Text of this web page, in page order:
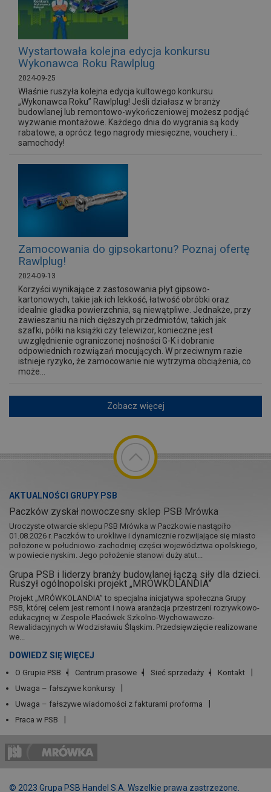
Wystartowała kolejna edycja konkursu
Wykonawca Roku Rawlplug
2024-09-25
Właśnie ruszyła kolejna edycja kultowego konkursu
„Wykonawca Roku” Rawlplug! Jeśli działasz w branży
budowlanej lub remontowo-wykończeniowej możesz podjąć
wyzwanie montażowe. Każdego dnia do wygrania są kody
rabatowe, a oprócz tego nagrody miesięczne, vouchery i...
samochody!
Zamocowania do gipsokartonu? Poznaj ofertę
Rawlplug!
2024-09-13
Korzyści wynikające z zastosowania płyt gipsowo-
kartonowych, takie jak ich lekkość, łatwość obróbki oraz
idealnie gładka powierzchnia, są niewątpliwe. Jednakże, przy
zawieszaniu na nich cięższych przedmiotów, takich jak
szafki, półki na książki czy telewizor, konieczne jest
uwzględnienie ograniczonej nośności G-K i dobranie
odpowiednich rozwiązań mocujących. W przeciwnym razie
istnieje ryzyko, że zamocowanie nie wytrzyma obciążenia, co
może...
Zobacz więcej
AKTUALNOŚCI GRUPY PSB
Paczków zyskał nowoczesny sklep PSB Mrówka
Uroczyste otwarcie sklepu PSB Mrówka w Paczkowie nastąpiło
01.08.2026 r. Paczków to urokliwe i dynamicznie rozwijające się miasto
położone w południowo-zachodniej części województwa opolskiego,
w powiecie nyskim. Jego położenie stanowi duży atut...
Grupa PSB i liderzy branży budowlanej łączą siły dla dzieci.
Ruszył ogólnopolski projekt „MRÓWKOLANDIA”
Projekt „MRÓWKOLANDIA” to specjalna inicjatywa społeczna Grupy
PSB, której celem jest remont i nowa aranżacja przestrzeni rozrywkowo-
edukacyjnej w Zespole Placówek Szkolno-Wychowawczo-
Rewalidacyjnych w Wodzisławiu Śląskim. Przedsięwzięcie realizowane
we...
DOWIEDZ SIĘ WIĘCEJ
O Grupie PSB Centrum prasowe Sieć sprzedaży
Kontakt
Uwaga – fałszywe konkursy
Uwaga – fałszywe wiadomości z fakturami proforma
Praca w PSB
© 2023 Grupa PSB Handel S.A. Wszelkie prawa zastrzeżone.